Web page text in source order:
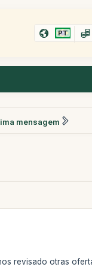
PT
mensagem
revisado otras